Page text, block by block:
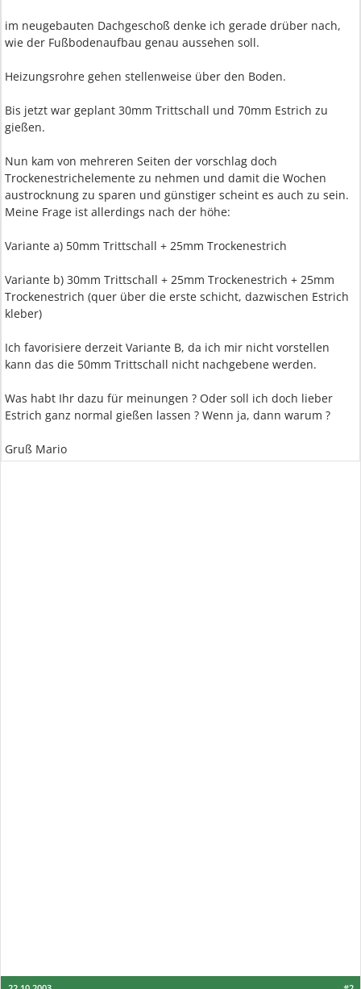
im neugebauten Dachgeschoß denke ich gerade drüber nach,
wie der Fußbodenaufbau genau aussehen soll.
Heizungsrohre gehen stellenweise über den Boden.
Bis jetzt war geplant 30mm Trittschall und 70mm Estrich zu
gießen.
Nun kam von mehreren Seiten der vorschlag doch
Trockenestrichelemente zu nehmen und damit die Wochen
austrocknung zu sparen und günstiger scheint es auch zu sein.
Meine Frage ist allerdings nach der höhe:
Variante a) 50mm Trittschall + 25mm Trockenestrich
Variante b) 30mm Trittschall + 25mm Trockenestrich + 25mm
Trockenestrich (quer über die erste schicht, dazwischen Estrich
kleber)
Ich favorisiere derzeit Variante B, da ich mir nicht vorstellen
kann das die 50mm Trittschall nicht nachgebene werden.
Was habt Ihr dazu für meinungen ? Oder soll ich doch lieber
Estrich ganz normal gießen lassen ? Wenn ja, dann warum ?
Gruß Mario